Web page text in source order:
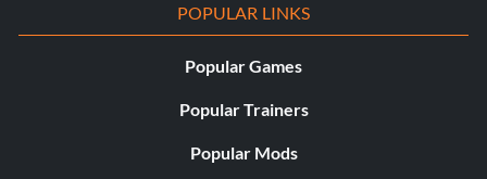
POPULAR LINKS
Popular Games
Popular Trainers
Popular Mods